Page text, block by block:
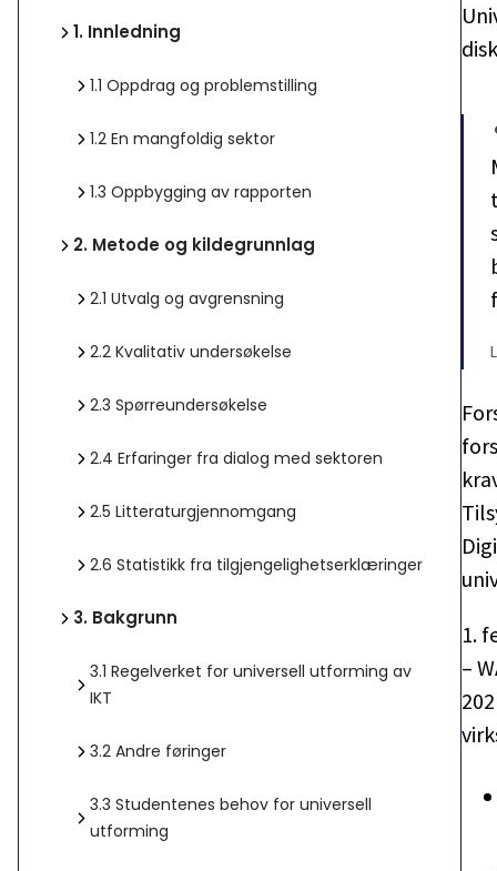
1. Innledning
1.1 Oppdrag og problemstilling
1.2 En mangfoldig sektor
1.3 Oppbygging av rapporten
2. Metode og kildegrunnlag
2.1 Utvalg og avgrensning
2.2 Kvalitativ undersøkelse
2.3 Spørreundersøkelse
2.4 Erfaringer fra dialog med sektoren
2.5 Litteraturgjennomgang
2.6 Statistikk fra tilgjengelighetserklæringer
3. Bakgrunn
3.1 Regelverket for universell utforming av
IKT
3.2 Andre føringer
3.3 Studentenes behov for universell
utforming
1.
–